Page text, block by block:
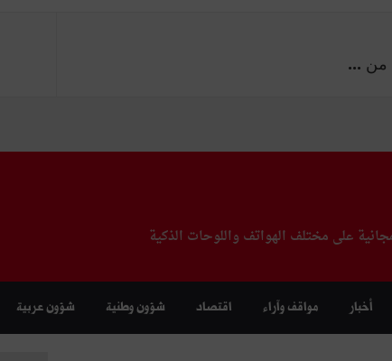
على مختلف الهواتف واللوحات الذكية
أخبار مواقف وآراء اقتصاد شؤون وطنية شؤون عربية